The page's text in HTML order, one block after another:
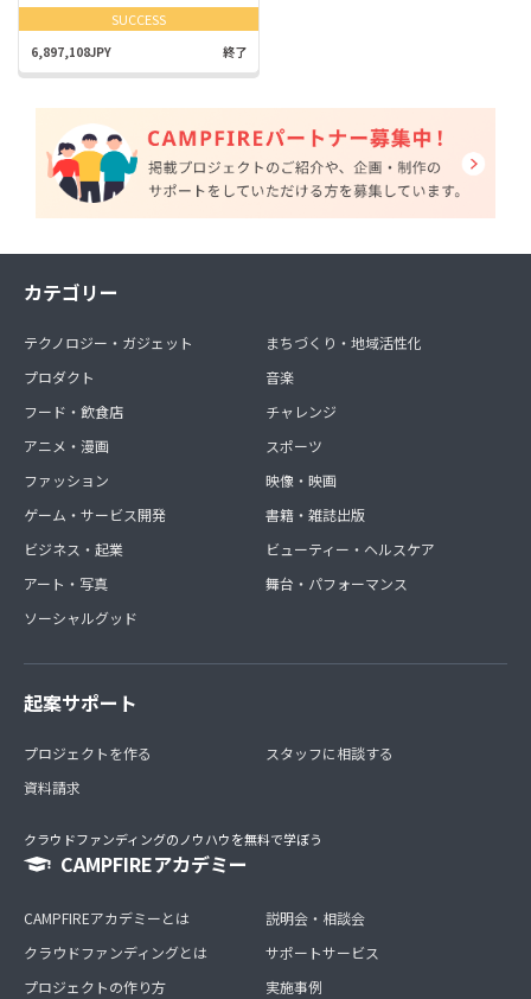
SUCCESS
6,897,108JPY 終了
カテゴリー
テクノロジー・ガジェット
プロダクト
フード・飲食店
アニメ・漫画
ファッション
ゲーム・サービス開発
ビジネス・起業
アート・写真
ソーシャルグッド
まちづくり・地域活性化
音楽
チャレンジ
スポーツ
映像・映画
書籍・雑誌出版
ビューティー・ヘルスケア
舞台・パフォーマンス
起案サポート
プロジェクトを作る
資料請求
スタッフに相談する
クラウドファンディングのノウハウを無料で学ぼう
CAMPFIREアカデミー
CAMPFIREアカデミーとは
クラウドファンディングとは
プロジェクトの作り方
説明会・相談会
サポートサービス
実施事例